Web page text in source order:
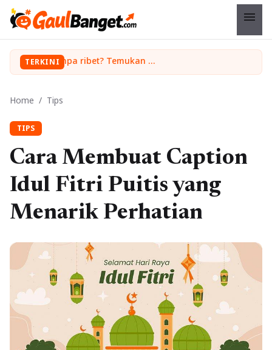
menu
TERKINI Ingin upgrade skill tanpa ribet? Temukan kelas seru dan materi lengkap hanya di YukBelajar.com. Mulai langkah suksesmu hari ini! • Mau lulus? Latih dirimu dengan ribuan soal akurat di tryout.id.
Home / Tips
TIPS
Cara Membuat Caption
Idul Fitri Puitis yang
Menarik Perhatian